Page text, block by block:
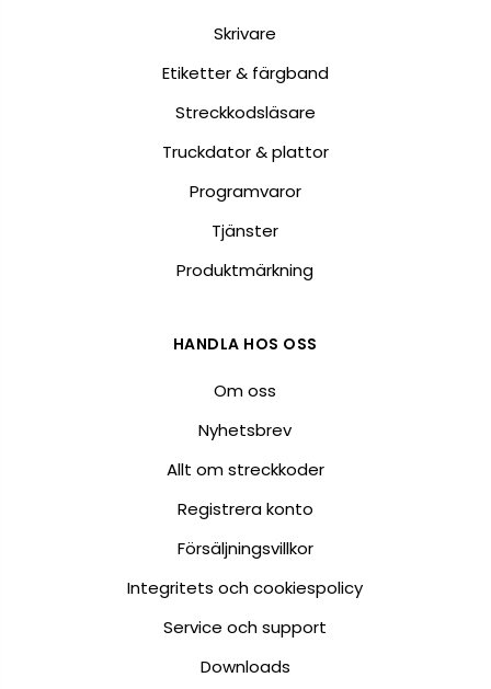
Skrivare
Etiketter & färgband
Streckkodsläsare
Truckdator & plattor
Programvaror
Tjänster
Produktmärkning
HANDLA HOS OSS
Om oss
Nyhetsbrev
Allt om streckkoder
Registrera konto
Försäljningsvillkor
Integritets och cookiespolicy
Service och support
Downloads